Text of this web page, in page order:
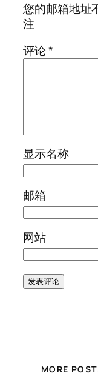
您的邮箱地址
注
评论*
显示名称
邮箱
网站
MORE